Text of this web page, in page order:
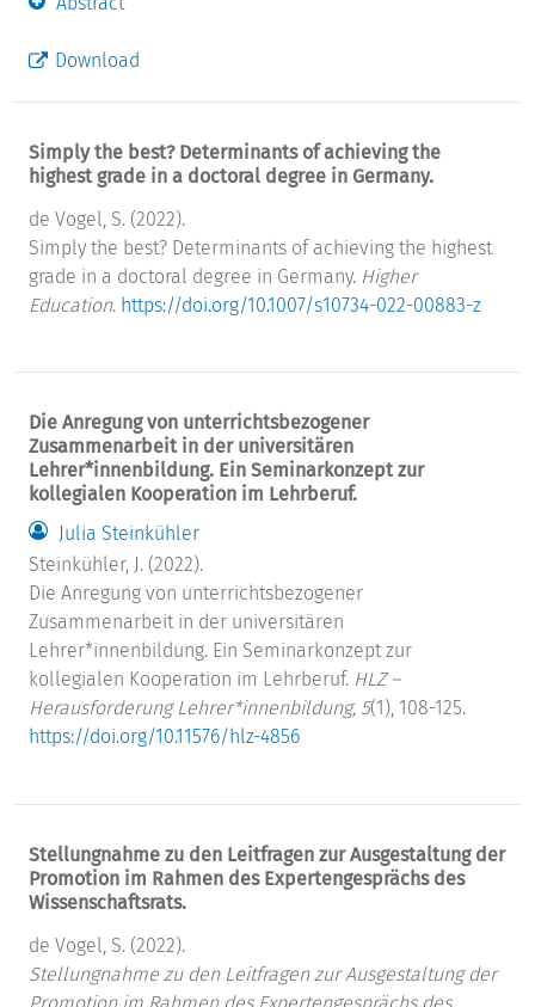
Download
Simply the best? Determinants of achieving the
highest grade in a doctoral degree in Germany.
de Vogel, S. (2022).
Simply the best? Determinants of achieving the highest
grade in a doctoral degree in Germany. Higher
Education. https://doi.org/10.1007/s10734-022-00883-z
Die Anregung von unterrichtsbezogener
Zusammenarbeit in der universitären
Lehrer*innenbildung. Ein Seminarkonzept zur
kollegialen Kooperation im Lehrberuf.
Julia Steinkühler
Steinkühler, J. (2022).
Die Anregung von unterrichtsbezogener
Zusammenarbeit in der universitären
Lehrer*innenbildung. Ein Seminarkonzept zur
kollegialen Kooperation im Lehrberuf. HLZ –
Herausforderung Lehrer*innenbildung, 5(1), 108-125.
https://doi.org/10.11576/hlz-4856
Stellungnahme zu den Leitfragen zur Ausgestaltung der
Promotion im Rahmen des Expertengesprächs des
Wissenschaftsrats.
de Vogel, S. (2022).
Stellungnahme zu den Leitfragen zur Ausgestaltung der